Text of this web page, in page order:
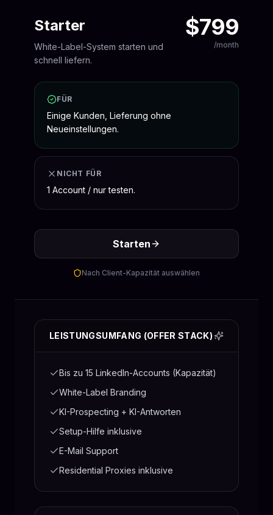
Starter
White-Label-System starten und
schnell liefern.
$799
/month
FÜR
Einige Kunden, Lieferung ohne
Neueinstellungen.
NICHT FÜR
1 Account / nur testen.
Starten
Nach Client-Kapazität auswählen
LEISTUNGSUMFANG (OFFER STACK)
Bis zu 15 LinkedIn-Accounts (Kapazität)
White-Label Branding
KI-Prospecting + KI-Antworten
Setup-Hilfe inklusive
E-Mail Support
Residential Proxies inklusive